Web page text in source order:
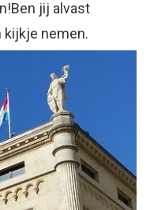
jij alvast
kijkje nemen.